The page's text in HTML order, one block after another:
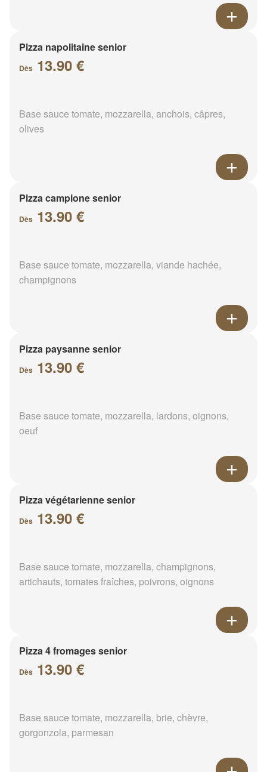
Pizza napolitaine senior
Dès 13.90 €
Base sauce tomate, mozzarella, anchois, câpres,
olives
Pizza campione senior
Dès 13.90 €
Base sauce tomate, mozzarella, viande hachée,
champignons
Pizza paysanne senior
Dès 13.90 €
Base sauce tomate, mozzarella, lardons, oignons,
oeuf
Pizza végétarienne senior
Dès 13.90 €
Base sauce tomate, mozzarella, champignons,
artichauts, tomates fraîches, poivrons, oignons
Pizza 4 fromages senior
Dès 13.90 €
Base sauce tomate, mozzarella, brie, chèvre,
gorgonzola, parmesan